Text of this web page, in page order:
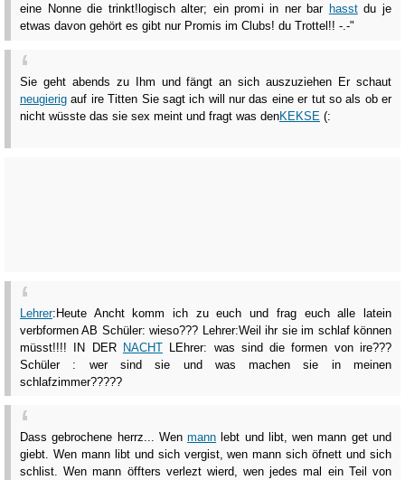
eine Nonne die trinkt!logisch alter; ein promi in ner bar hasstdu je
etwas davon gehört es gibt nur Promis im Clubs! du Trottel!! -.-"
Sie geht abends zu Ihm und fängt an sich auszuziehen Er schaut
neugierig auf ire Titten Sie sagt ich will nur das eine er tut so als ob er
nicht wüsste das sie sex meint und fragt was denKEKSE (:
Lehrer:Heute Ancht komm ich zu euch und frag euch alle latein
verbformen AB Schüler: wieso??? Lehrer:Weil ihr sie im schlaf können
müsst!!!! IN DER NACHTLEhrer: was sind die formen von ire???
Schüler : wer sind sie und was machen sie in meinen
schlafzimmer?????
Dass gebrochene herrz... Wenmann lebt und libt, wen mann get und
giebt. Wen mann libt und sich vergist, wen mann sich öfnett und sich
schlist. Wen mann öffters verlezt wierd, wen jedes mal ein Teil von